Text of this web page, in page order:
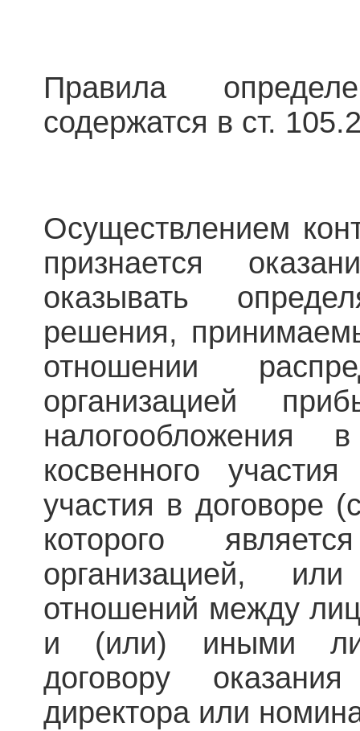
Правила
содержатся в ст.
Осуществлением
признается
оказывать
решения,
отношении
организацией
косвенного
участия в договоре
которого
организацией,
отношений между
и (или) иными
договору
директора или